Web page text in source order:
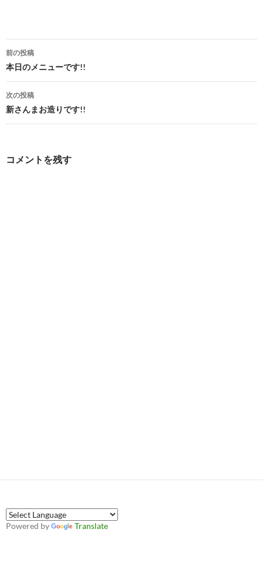
投
稿
ナ
ビ
ゲ
前の投稿
本日のメニューです!!
次の投稿
新さんまお造りです!!
コメントを残す
Powered by Translate